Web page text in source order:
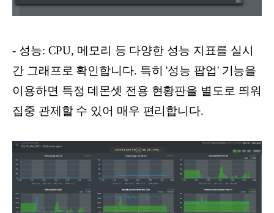
- 성능: CPU, 메모리 등 다양한 성능 지표를 실시
간 그래프로 확인합니다. 특히 '성능 팝업' 기능을
이용하면 특정 데몬셋 전용 현황판을 별도로 띄워
집중 관제할 수 있어 매우 편리합니다.